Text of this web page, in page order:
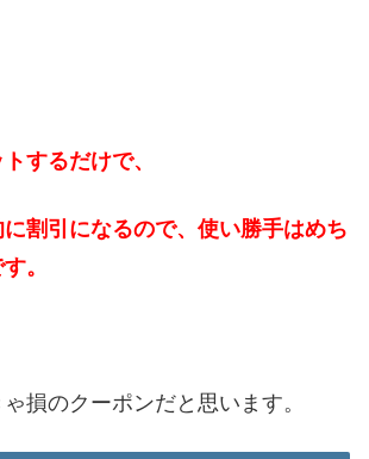
するだけで、
割引になるので、使い勝手はめち
。
損のクーポンだと思います。